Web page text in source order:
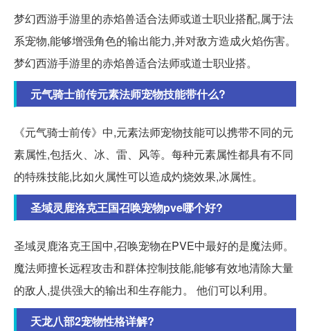
梦幻西游手游里的赤焰兽适合法师或道士职业搭配,属于法
系宠物,能够增强角色的输出能力,并对敌方造成火焰伤害。
梦幻西游手游里的赤焰兽适合法师或道士职业搭。
元气骑士前传元素法师宠物技能带什么?
《元气骑士前传》中,元素法师宠物技能可以携带不同的元
素属性,包括火、冰、雷、风等。每种元素属性都具有不同
的特殊技能,比如火属性可以造成灼烧效果,冰属性。
圣域灵鹿洛克王国召唤宠物pve哪个好?
圣域灵鹿洛克王国中,召唤宠物在PVE中最好的是魔法师。
魔法师擅长远程攻击和群体控制技能,能够有效地清除大量
的敌人,提供强大的输出和生存能力。 他们可以利用。
天龙八部2宠物性格详解?